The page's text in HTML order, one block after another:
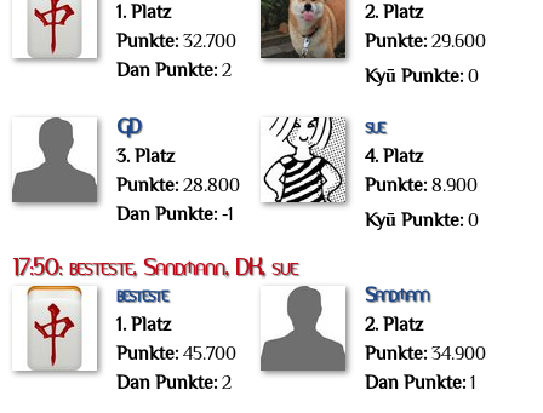
1. Platz
Punkte: 32.700
Dan Punkte: 2
2. Platz
Punkte: 29.600
Kyū Punkte: 0
GD
3. Platz
Punkte: 28.800
Dan Punkte: -1
sue
4. Platz
Punkte: 8.900
Kyū Punkte: 0
17:50: besteste, Sandmann, DK, sue
besteste
1. Platz
Punkte: 45.700
Dan Punkte: 2
Sandmann
2. Platz
Punkte: 34.900
Dan Punkte: 1